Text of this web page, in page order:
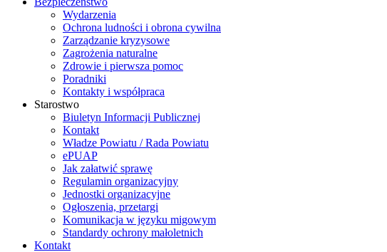
Wydarzenia
Ochrona ludności i obrona cywilna
Zarządzanie kryzysowe
Zagrożenia naturalne
Zdrowie i pierwsza pomoc
Poradniki
Kontakty i współpraca
Starostwo
Biuletyn Informacji Publicznej
Kontakt
Władze Powiatu / Rada Powiatu
ePUAP
Jak załatwić sprawę
Regulamin organizacyjny
Jednostki organizacyjne
Ogłoszenia, przetargi
Komunikacja w języku migowym
Standardy ochrony małoletnich
Kontakt